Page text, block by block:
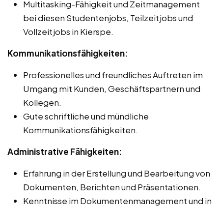
Multitasking-Fähigkeit und Zeitmanagement
bei diesen Studentenjobs, Teilzeitjobs und
Vollzeitjobs in Kierspe.
Kommunikationsfähigkeiten:
Professionelles und freundliches Auftreten im
Umgang mit Kunden, Geschäftspartnern und
Kollegen.
Gute schriftliche und mündliche
Kommunikationsfähigkeiten.
Administrative Fähigkeiten:
Erfahrung in der Erstellung und Bearbeitung von
Dokumenten, Berichten und Präsentationen.
Kenntnisse im Dokumentenmanagement und in